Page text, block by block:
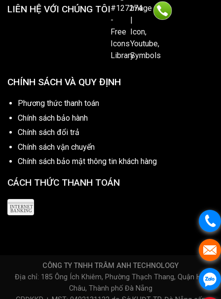
LIÊN HỆ VỚI CHÚNG TÔI
CHÍNH SÁCH VÀ QUY ĐỊNH
Phương thức thanh toán
Chính sách bảo hành
Chính sách đổi trả
Chính sách vận chuyển
Chính sách bảo mật thông tin khách hàng
CÁCH THỨC THANH TOÁN
CÔNG TY TNHH TRÂM ANH TECHNOLOGY
Địa chỉ: 185 Ông Ích Khiêm, Phường Thạch Thang, Quận Hải
Châu, Thành phố Đà Nẵng